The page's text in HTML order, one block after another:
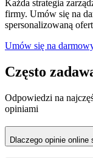
Każda strategia
firmy. Umów się na
spersonalizowaną
Umów się na
Często
Odpowiedzi na
opiniami
Dlaczego opinie online